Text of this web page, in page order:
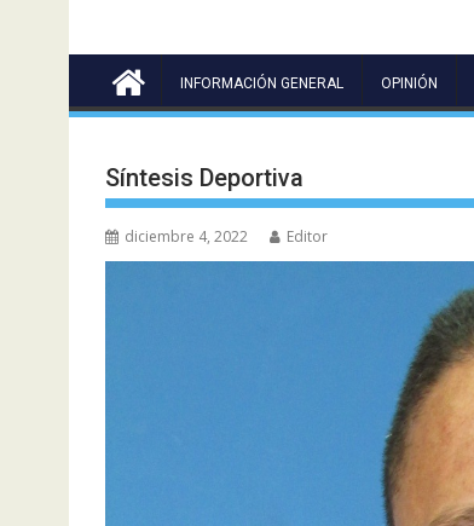
INFORMACIÓN GENERAL OPINIÓN
Síntesis Deportiva
diciembre 4, 2022 Editor